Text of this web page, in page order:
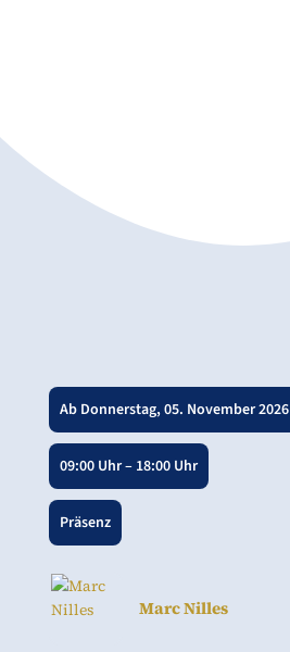
Ab Donnerstag, 05. November 2026
09:00 Uhr – 18:00 Uhr
Präsenz
Marc Nilles